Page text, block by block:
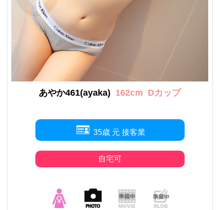
あやか461(ayaka) 162cm Dカップ
35歳 元 接客業
自宅可